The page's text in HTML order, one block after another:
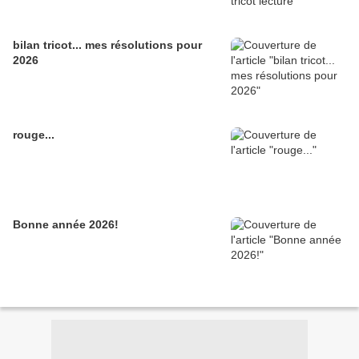
bilan tricot... mes résolutions pour
2026
rouge...
Bonne année 2026!